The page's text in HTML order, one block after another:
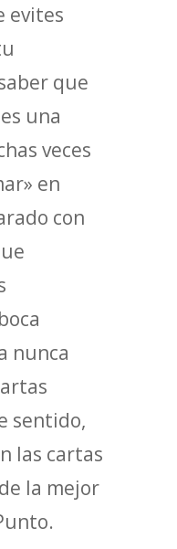
evites
que
una
veces
en
con
nunca
sentido,
las cartas
la mejor